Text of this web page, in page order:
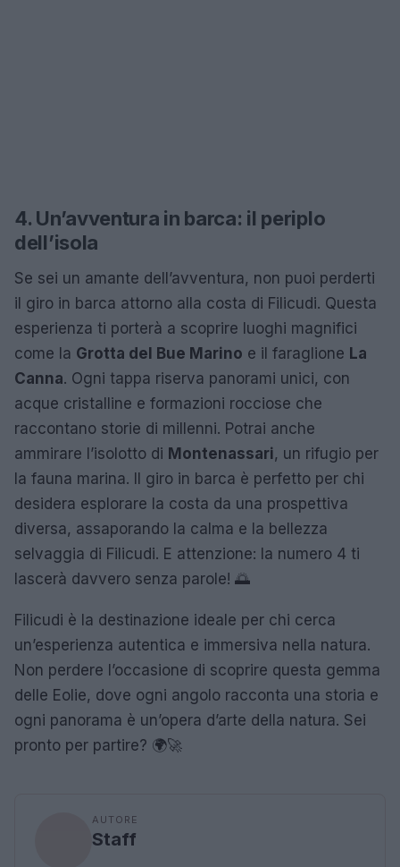
4. Un’avventura in barca: il periplo
dell’isola
Se sei un amante dell’avventura, non puoi perderti
il giro in barca attorno alla costa di Filicudi. Questa
esperienza ti porterà a scoprire luoghi magnifici
come la Grotta del Bue Marino e il faraglione La
Canna. Ogni tappa riserva panorami unici, con
acque cristalline e formazioni rocciose che
raccontano storie di millenni. Potrai anche
ammirare l’isolotto di Montenassari, un rifugio per
la fauna marina. Il giro in barca è perfetto per chi
desidera esplorare la costa da una prospettiva
diversa, assaporando la calma e la bellezza
selvaggia di Filicudi. E attenzione: la numero 4 ti
lascerà davvero senza parole! 🌅
Filicudi è la destinazione ideale per chi cerca
un’esperienza autentica e immersiva nella natura.
Non perdere l’occasione di scoprire questa gemma
delle Eolie, dove ogni angolo racconta una storia e
ogni panorama è un’opera d’arte della natura. Sei
pronto per partire? 🌍🚀
AUTORE
Staff